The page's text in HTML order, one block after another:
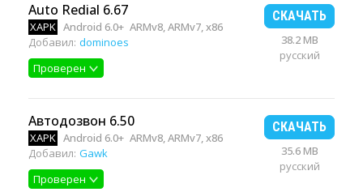
Auto Redial 6.67
XAPK Android 6.0+ ARMv8, ARMv7, x86
Добавил: dominoes
Проверен
СКАЧАТЬ
38.2 MB
русский
Автодозвон 6.50
XAPK Android 6.0+ ARMv8, ARMv7, x86
Добавил: Gawk
Проверен
СКАЧАТЬ
35.6 MB
русский